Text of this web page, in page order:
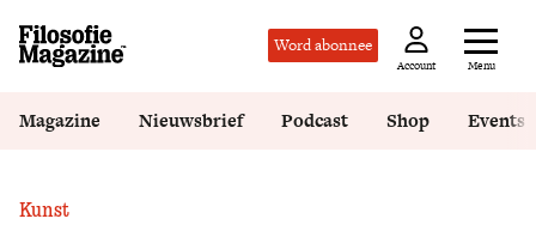
Word abonnee
Account Menu
Magazine Nieuwsbrief Podcast Shop Events
Kunst